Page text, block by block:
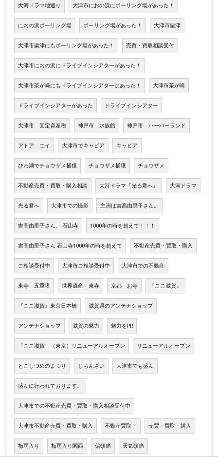
大河ドラマ地巡り 大津市におの浜にボーリング場があった！
におの浜ボーリング場 ボーリング場があった！ 大津市粟津
大津市粟津にもボーリング場があった！ 売買・買取相談受付
大津市におの浜にドライブインシアターがあった！
大津市茶が崎にもドライブインシアターはあった！ 大津市茶が崎
ドライブインシアターがあった ドライブインシアター
大津市 固定資産税 神戸市 水族館 神戸市 ハーバーランド
アトア エイ 大津市でキャビア キャビア
びわ湖でチョウザメ捕獲 チョウザメ捕獲 チョウザメ
不動産売買・買取・購入相談 大河ドラマ『光る君へ』 大河ドラマ
光る君へ 大津市での撮影 主演は吉高由里子さん。
吉高由里子さん。 石山寺 1000年の時を超えて！！！
吉高由里子さん 石山寺1000年の時を超えて 不動産売買・買取・購入
ご相談受付中 大津市ご相談受付中 大津市での不動産
東寺 五重塔 世界遺産 東寺 京都 お寺 『ここ滋賀』
『ここ滋賀』東京日本橋 滋賀県のアンテナショップ
アンテナショップ 滋賀の魅力 魅力をPR
「ここ滋賀」（東京）リニューアルオープン リニューアルオープン
とこしづめのまつり じちんさい 大津市でも盛ん
盛んに行われております。
大津市での不動産売買・買取・購入相談受付中
大津市不動産売買・買取・購入 不動産買取・ 売買・買取・購入
梅雨入り 梅雨入り関西 偏頭痛 天気頭痛